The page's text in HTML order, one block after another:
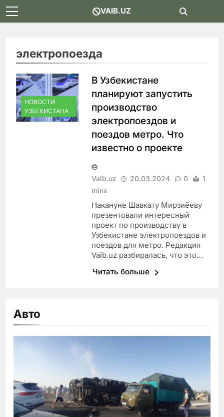
Skip
to
VAIB.UZ
электропоезда
НОВОСТИ
УЗБЕКИСТАНА
В Узбекистане
планируют запустить
производство
электропоездов и
поездов метро. Что
известно о проекте
Vaib.uz 20.03.2024 0
1
mins
Накануне Шавкату Мирзиёеву
презентовали интересный
проект по производству в
Узбекистане электропоездов и
поездов для метро. Редакция
Vaib.uz разбиралась, что это…
Читать больше
Авто